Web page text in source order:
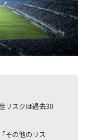
リスクは過去30
その他のリス